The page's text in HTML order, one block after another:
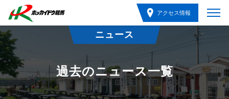
アクセス情報
ニュース
過去のニュース一覧